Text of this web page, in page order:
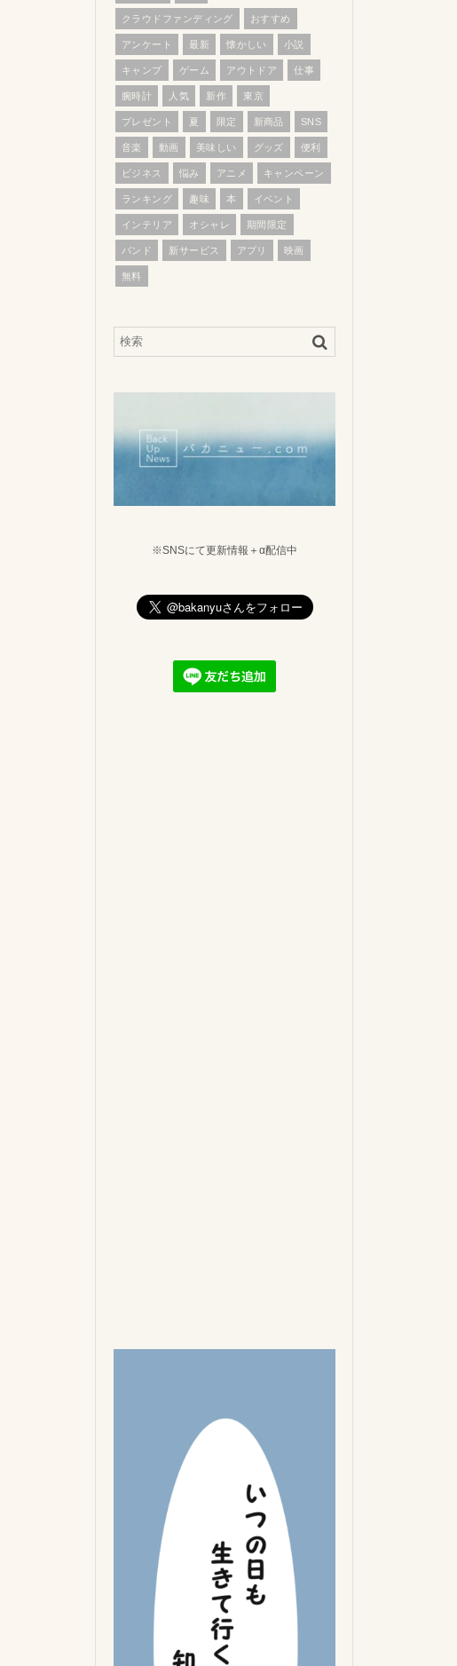
クラウドファンディング おすすめ
アンケート 最新 懐かしい 小説
キャンプ ゲーム アウトドア 仕事
腕時計 人気 新作 東京
プレゼント 夏 限定 新商品 SNS
音楽 動画 美味しい グッズ 便利
ビジネス 悩み アニメ キャンペーン
ランキング 趣味 本 イベント
インテリア オシャレ 期間限定
バンド 新サービス アプリ 映画
無料
※SNSにて更新情報＋α配信中